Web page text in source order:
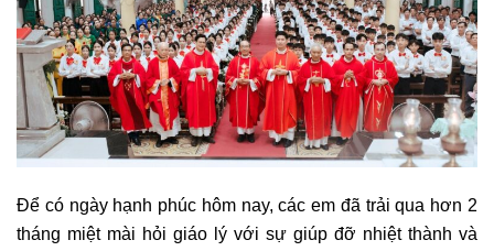
Để có ngày hạnh phúc hôm nay, các em đã trải qua hơn 2
tháng miệt mài hỏi giáo lý với sự giúp đỡ nhiệt thành và